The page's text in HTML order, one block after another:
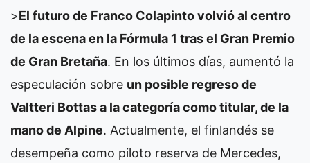
>El futuro de Franco Colapinto volvió al centro
de la escena en la Fórmula 1 tras el Gran Premio
de Gran Bretaña. En los últimos días, aumentó la
especulación sobre un posible regreso de
Valtteri Bottas a la categoría como titular, de la
mano de Alpine. Actualmente, el finlandés se
desempeña como piloto reserva de Mercedes,